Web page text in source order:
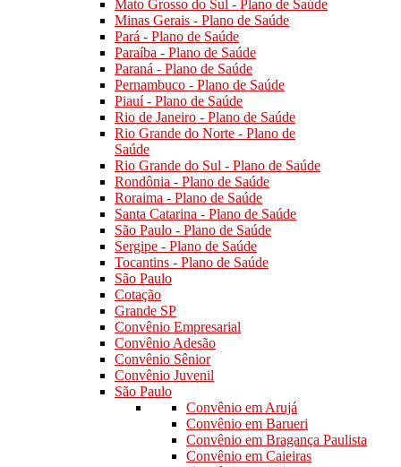
Mato Grosso do Sul - Plano de Saúde
Minas Gerais - Plano de Saúde
Pará - Plano de Saúde
Paraíba - Plano de Saúde
Paraná - Plano de Saúde
Pernambuco - Plano de Saúde
Piauí - Plano de Saúde
Rio de Janeiro - Plano de Saúde
Rio Grande do Norte - Plano de
Saúde
Rio Grande do Sul - Plano de Saúde
Rondônia - Plano de Saúde
Roraima - Plano de Saúde
Santa Catarina - Plano de Saúde
São Paulo - Plano de Saúde
Sergipe - Plano de Saúde
Tocantins - Plano de Saúde
São Paulo
Cotação
Grande SP
Convênio Empresarial
Convênio Adesão
Convênio Sênior
Convênio Juvenil
São Paulo
Convênio em Arujá
Convênio em Barueri
Convênio em Bragança Paulista
Convênio em Caieiras